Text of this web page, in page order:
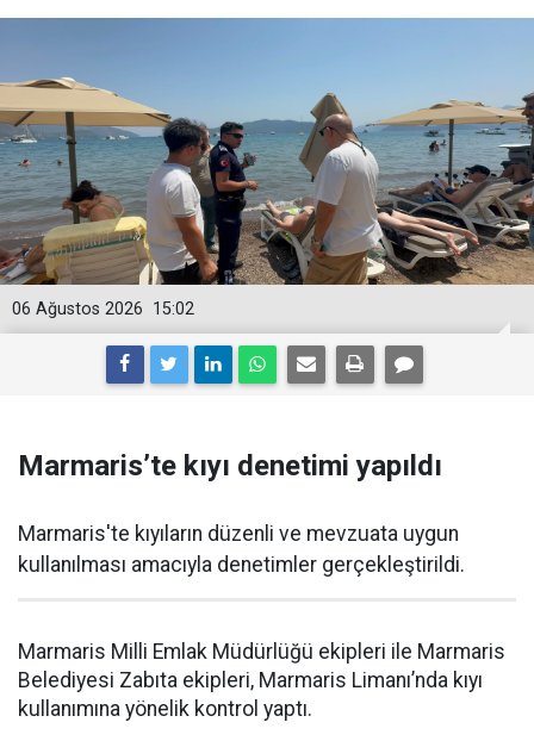
15:02
06 Ağustos 2026
Marmaris’te kıyı denetimi yapıldı
Marmaris'te kıyıların düzenli ve mevzuata uygun
kullanılması amacıyla denetimler gerçekleştirildi.
Marmaris Milli Emlak Müdürlüğü ekipleri ile Marmaris
Belediyesi Zabıta ekipleri, Marmaris Limanı’nda kıyı
kullanımına yönelik kontrol yaptı.